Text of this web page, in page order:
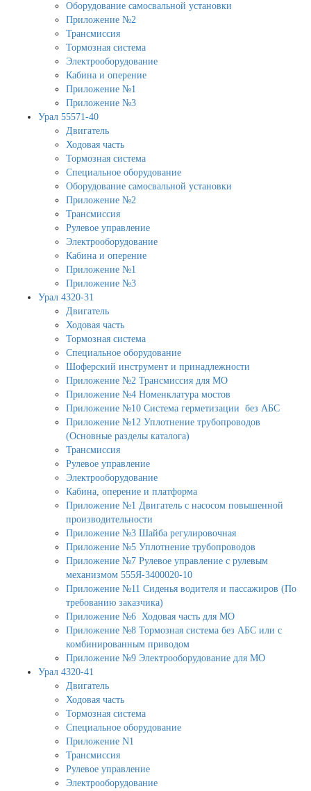
Оборудование самосвальной установки
Приложение №2
Трансмиссия
Тормозная система
Электрооборудование
Кабина и оперение
Приложение №1
Приложение №3
Урал 55571-40
Двигатель
Ходовая часть
Тормозная система
Специальное оборудование
Оборудование самосвальной установки
Приложение №2
Трансмиссия
Рулевое управление
Электрооборудование
Кабина и оперение
Приложение №1
Приложение №3
Урал 4320-31
Двигатель
Ходовая часть
Тормозная система
Специальное оборудование
Шоферский инструмент и принадлежности
Приложение №2 Трансмиссия для МО
Приложение №4 Номенклатура мостов
Приложение №10 Система герметизации без АБС
Приложение №12 Уплотнение трубопроводов
(Основные разделы каталога)
Трансмиссия
Рулевое управление
Электрооборудование
Кабина, оперение и платформа
Приложение №1 Двигатель с насосом повышенной
производительности
Приложение №3 Шайба регулировочная
Приложение №5 Уплотнение трубопроводов
Приложение №7 Рулевое управление с рулевым
механизмом 555Я-3400020-10
Приложение №11 Сиденья водителя и пассажиров (По
требованию заказчика)
Приложение №6 Ходовая часть для МО
Приложение №8 Тормозная система без АБС или с
комбинированным приводом
Приложение №9 Электрооборудование для МО
Урал 4320-41
Двигатель
Ходовая часть
Тормозная система
Специальное оборудование
Приложение N1
Трансмиссия
Рулевое управление
Электрооборудование